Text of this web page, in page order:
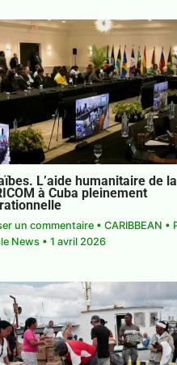
L’aide humanitaire de la
un commentaire
Creole News
•1 avril 2026